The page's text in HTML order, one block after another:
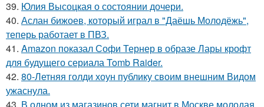
39. Юлия Высоцкая о состоянии дочери.
40. Аслан бижоев, который играл в "Даёшь Молодёжь",
теперь работает в ПВЗ.
41. Amazon показал Софи Тернер в образе Лары крофт
для будущего сериала Tomb Raider.
42. 80-Летняя голди хоун публику своим внешним Видом
ужаснула.
43. В одном из магазинов сети магнит в Москве молодая